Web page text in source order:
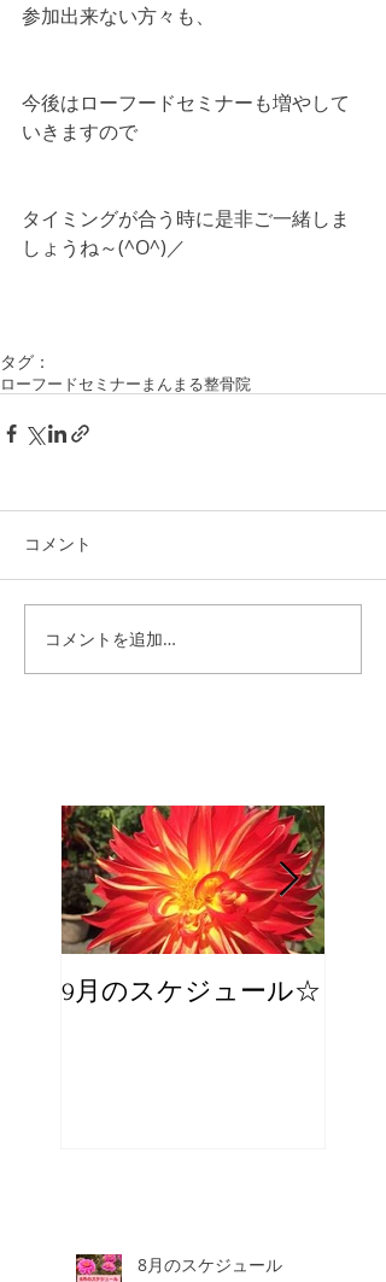
参加出来ない方々も、
今後はローフードセミナーも増やして
いきますので
タイミングが合う時に是非ご一緒しま
しょうね～(^O^)／
タグ：
ローフードセミナーまんまる整骨院
コメント
コメントを追加…
9月のスケジュール☆
8月のスケジュール